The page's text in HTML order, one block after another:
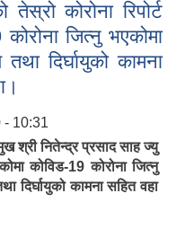
तथा निजिस्रोतमा कार्यरत
कोरोना रिपोर्ट
जित्नु भएकोमा
दिर्घायुको कामना
- 10:31
श्री नितेन्द्र प्रसाद साह ज्यु
कोविड-19 कोरोना जित्नु
दिर्घायुको कामना सहित वहा